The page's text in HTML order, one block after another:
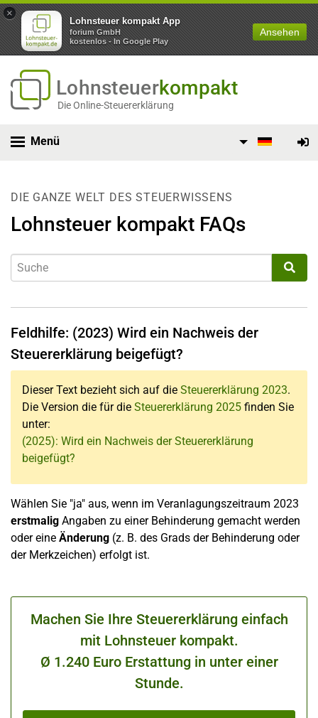
×
Lohnsteuer kompakt App
forium GmbH
kostenlos - In Google Play
Ansehen
Lohnsteuerkompakt
Die Online-Steuererklärung
Menü
DIE GANZE WELT DES STEUERWISSENS
Lohnsteuer kompakt FAQs
Feldhilfe: (2023) Wird ein Nachweis der
Steuererklärung beigefügt?
Dieser Text bezieht sich auf die Steuererklärung 2023.
Die Version die für die Steuererklärung 2025 finden Sie
unter:
(2025): Wird ein Nachweis der Steuererklärung
beigefügt?
Wählen Sie "ja" aus, wenn im Veranlagungszeitraum 2023
erstmalig Angaben zu einer Behinderung gemacht werden
oder eine Änderung (z. B. des Grads der Behinderung oder
der Merkzeichen) erfolgt ist.
Machen Sie Ihre Steuererklärung einfach
mit Lohnsteuer kompakt.
Ø 1.240 Euro Erstattung in unter einer
Stunde.